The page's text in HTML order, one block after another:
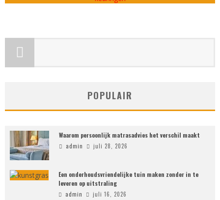
POPULAIR
Waarom persoonlijk matrasadvies het verschil maakt
admin juli 28, 2026
Een onderhoudsvriendelijke tuin maken zonder in te
leveren op uitstraling
admin juli 16, 2026